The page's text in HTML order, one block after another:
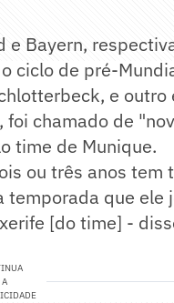
Bayern,
ciclo de pré-
e
foi chamado de
time de Munique.
ou três anos tem
que ele
[do time] -
A